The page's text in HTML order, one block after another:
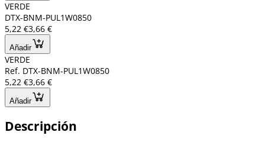
VERDE
DTX-BNM-PUL1W0850
5,22 €3,66 €
Añadir
VERDE
Ref. DTX-BNM-PUL1W0850
5,22 €3,66 €
Añadir
Descripción